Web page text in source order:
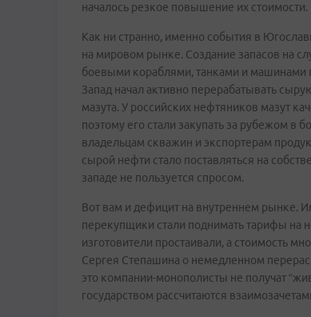
началось резкое повышение их стоимости.
Как ни странно, именно события в
на мировом рынке. Создание запасов на
боевыми кораблями, танками и машинами
Запад начал активно перерабатывать
мазута. У российских нефтяников мазут
поэтому его стали закупать за рубежом
владельцам скважин и экспортерам
сырой нефти стало поставляться на
западе не пользуется спросом.
Вот вам и дефицит на внутреннем рынке.
перекупщики стали поднимать тарифы на
изготовители простаивали, а стоимость
Сергея Степашина о немедленном
это компании-монополисты не получат
государством рассчитаются